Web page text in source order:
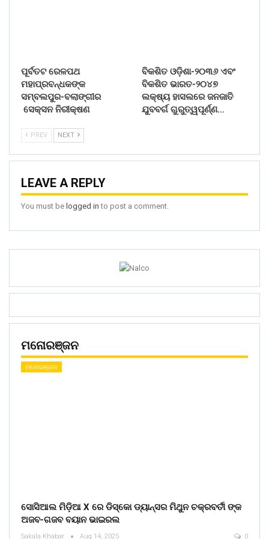
ପୂର୍ବତଟ ରେଳପଥ
ମହାପ୍ରବନ୍ଧକଙ୍କ
ସମ୍ବଲପୁର-ବଲାଙ୍ଗୀର
ସେକ୍ସନ ନିରୀକ୍ଷଣ
ବିକଶିତ ଓଡ଼ିଶା-୨୦୩୬ ଏବଂ
ବିକଶିତ ଭାରତ-୨୦୪୭
ଲକ୍ଷ୍ୟ ହାସଲରେ ଜନଜାତି
ଯୁବବର୍ଗ ଗୁରୁତ୍ୱପୂର୍ଣ୍ଣ…
PREV NEXT
LEAVE A REPLY
You must be logged in to post a comment.
ମନୋରଞ୍ଜନ
ମନୋରଞ୍ଜନ
ସୋସିଆଲ ମିଡ଼ିଆ X ରେ ଡିସ୍କୋ ଡ୍ୟାନ୍ସର ମିଥୁନ ଚକ୍ରବର୍ତୀ ଙ୍କ
ଅଜବ-ଗଜବ ବୟାନ ଭାଇରଲ
Sakala Khabar Aug 14, 2025 0